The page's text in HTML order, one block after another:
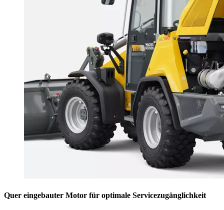
Quer eingebauter Motor für optimale Servicezugänglichkeit